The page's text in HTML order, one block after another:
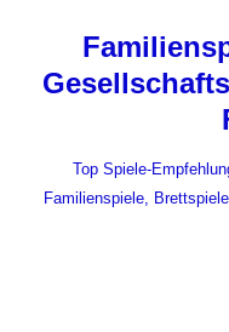
springen
Top Spiele-
Familienspiele,